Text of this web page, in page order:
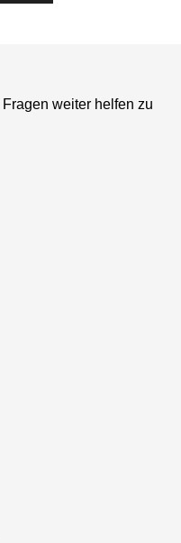
weiter helfen zu